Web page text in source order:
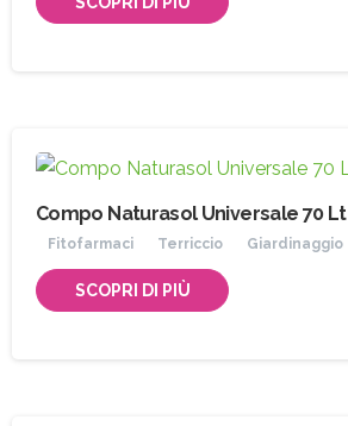
Compo Naturasol Universale 70 Lt
Fitofarmaci Terriccio Giardinaggio
SCOPRI DI PIÙ